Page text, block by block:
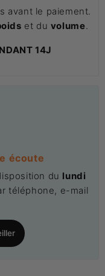
avant le paiement.
et du volume.
14J
écoute
du lundi
téléphone, e-mail